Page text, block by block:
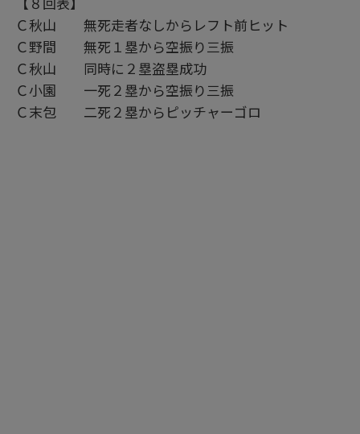
Ｃ秋山 無死走者なしからレフト前ヒット
Ｃ野間 無死１塁から空振り三振
Ｃ秋山 同時に２塁盗塁成功
Ｃ小園 一死２塁から空振り三振
Ｃ末包 二死２塁からピッチャーゴロ